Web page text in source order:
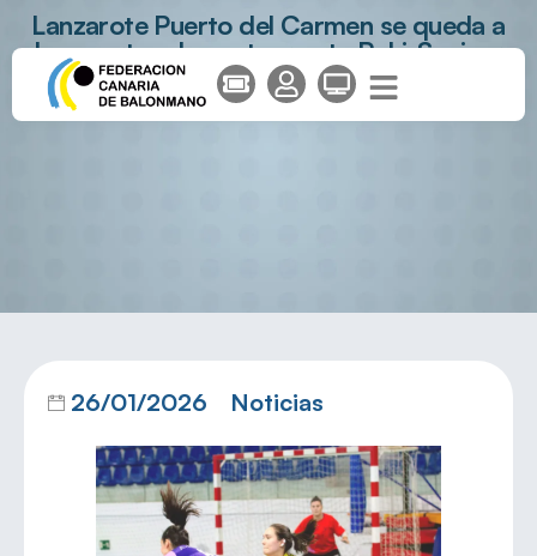
Lanzarote Puerto del Carmen se queda a
las puertas de puntuar ante Rahi-Sepisur
Córdoba
26/01/2026 Noticias